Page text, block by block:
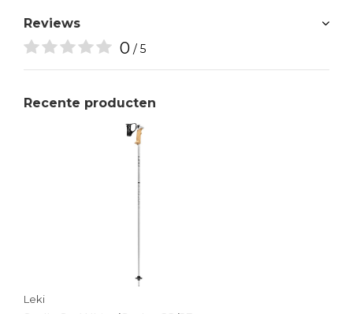
Reviews
0 / 5
Recente producten
Leki